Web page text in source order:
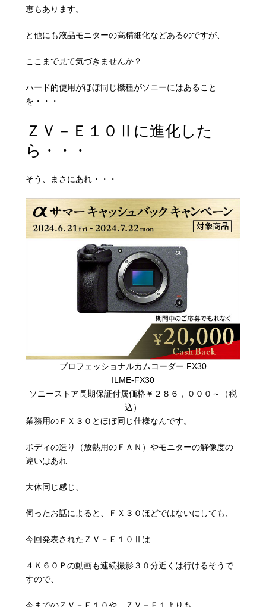
恵もあります。
と他にも液晶モニターの高精細化などあるのですが、
ここまで見て気づきませんか？
ハード的使用がほぼ同じ機種がソニーにはあること
を・・・
ＺＶ－Ｅ１０Ⅱに進化した
ら・・・
そう、まさにあれ・・・
プロフェッショナルカムコーダー FX30
ILME-FX30
ソニーストア長期保証付属価格￥２８６，０００～（税
込）
業務用のＦＸ３０とほぼ同じ仕様なんです。
ボディの造り（放熱用のＦＡＮ）やモニターの解像度の
違いはあれ
大体同じ感じ、
伺ったお話によると、ＦＸ３０ほどではないにしても、
今回発表されたＺＶ－Ｅ１０Ⅱは
４Ｋ６０Ｐの動画も連続撮影３０分近くは行けるそうで
すので、
今までのＺＶ－Ｅ１０や、ＺＶ－Ｅ１よりも